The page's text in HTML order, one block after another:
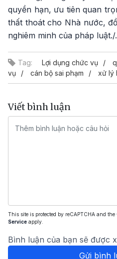
quyền hạn, ưu tiên quan
thất thoát cho Nhà nước,
nghiêm minh của pháp luật./.
Tag: Lợi dụng chức vụ
vụ
cán bộ sai phạm xử lý
Viết bình luận
This site is protected by reCAPTCHA and the
Service apply.
Bình luận của bạn sẽ được
Gửi bình